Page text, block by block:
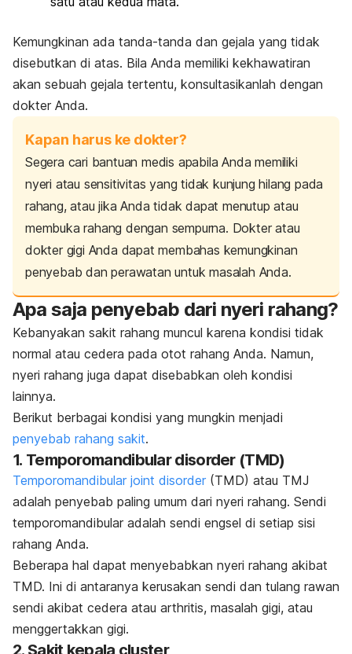
Kemungkinan ada tanda-tanda dan gejala yang tidak
disebutkan di atas. Bila Anda memiliki kekhawatiran
akan sebuah gejala tertentu, konsultasikanlah dengan
dokter Anda.
Kapan harus ke dokter?
Segera cari bantuan medis apabila Anda memiliki
nyeri atau sensitivitas yang tidak kunjung hilang pada
rahang, atau jika Anda tidak dapat menutup atau
membuka rahang dengan sempurna. Dokter atau
dokter gigi Anda dapat membahas kemungkinan
penyebab dan perawatan untuk masalah Anda.
Apa saja penyebab dari nyeri rahang?
Kebanyakan sakit rahang muncul karena kondisi tidak
normal atau cedera pada otot rahang Anda. Namun,
nyeri rahang juga dapat disebabkan oleh kondisi
lainnya.
Berikut berbagai kondisi yang mungkin menjadi
penyebab rahang sakit.
1. Temporomandibular disorder (TMD)
Temporomandibular joint disorder (TMD) atau TMJ
adalah penyebab paling umum dari nyeri rahang. Sendi
temporomandibular adalah sendi engsel di setiap sisi
rahang Anda.
Beberapa hal dapat menyebabkan nyeri rahang akibat
TMD. Ini di antaranya kerusakan sendi dan tulang rawan
sendi akibat cedera atau arthritis, masalah gigi, atau
menggertakkan gigi.
2. Sakit kepala cluster